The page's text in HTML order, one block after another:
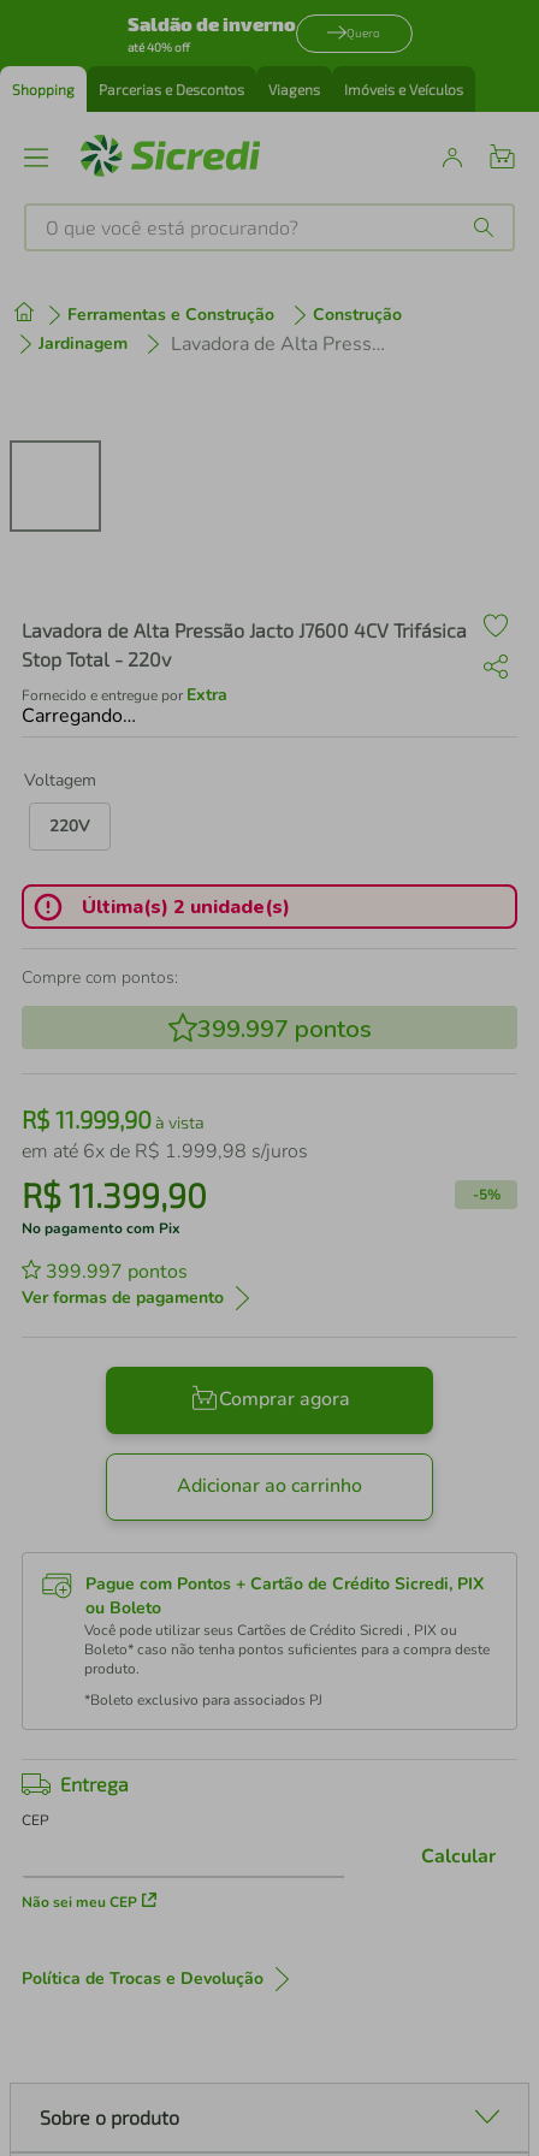
Saldão de inverno
até 40% off
Quero
Shopping Parcerias e Descontos Viagens Imóveis e Veículos
O que você está procurando?
Ferramentas e Construção
Construção
Jardinagem
Lavadora de Alta Pressão Jacto J7600 4CV Trifásica Stop Total - 220v
Lavadora de Alta Pressão Jacto J7600 4CV Trifásica
Stop Total - 220v
Fornecido e entregue por Extra
Carregando…
Voltagem
220V
Última(s) 2 unidade(s)
Compre com pontos:
399.997 pontos
R$ 11.999,90à vista
em até 6x de R$ 1.999,98 s/juros
R$11.399,90 -5%
No pagamento com Pix
399.997 pontos
Ver formas de pagamento
Comprar agora
Adicionar ao carrinho
Pague com Pontos + Cartão de Crédito Sicredi, PIX
ou Boleto
Você pode utilizar seus Cartões de Crédito Sicredi , PIX ou
Boleto* caso não tenha pontos suficientes para a compra deste
produto.
*Boleto exclusivo para associados PJ
Entrega
CEP
Não sei meu CEP
Calcular
Política de Trocas e Devolução
Sobre o produto
1º tenis